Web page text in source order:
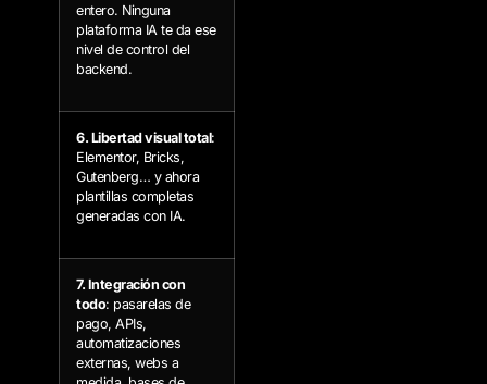
entero. Ninguna
plataforma IA te da ese
nivel de control del
backend.
6. Libertad visual total:
Elementor, Bricks,
Gutenberg… y ahora
plantillas completas
generadas con IA.
7. Integración con
todo: pasarelas de
pago, APIs,
automatizaciones
externas, webs a